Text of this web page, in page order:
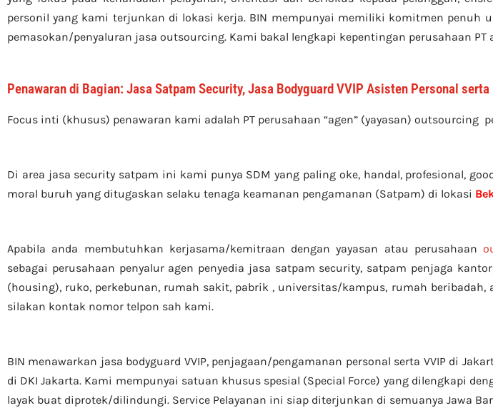
personil yang kami terjunkan di lokasi kerja. BIN mempunyai memiliki komitmen penuh
pemasokan/penyaluran jasa outsourcing. Kami bakal lengkapi kepentingan perusahaan
Penawaran di Bagian: Jasa Satpam Security, Jasa Bodyguard VVIP Asisten Personal
Focus inti (khusus) penawaran kami adalah PT perusahaan “agen” (yayasan) outsourcing
Di area jasa security satpam ini kami punya SDM yang paling oke, handal, profesional,
moral buruh yang ditugaskan selaku tenaga keamanan pengamanan (Satpam) di lokasi
Apabila anda membutuhkan kerjasama/kemitraan dengan yayasan atau perusahaan
sebagai perusahaan penyalur agen penyedia jasa satpam security, satpam penjaga
(housing), ruko, perkebunan, rumah sakit, pabrik , universitas/kampus, rumah
silakan kontak nomor telpon sah kami.
BIN menawarkan jasa bodyguard VVIP, penjagaan/pengamanan personal serta VVIP di
di DKI Jakarta. Kami mempunyai satuan khusus spesial (Special Force) yang dilengkapi
layak buat diprotek/dilindungi. Service Pelayanan ini siap diterjunkan di semuanya Jawa